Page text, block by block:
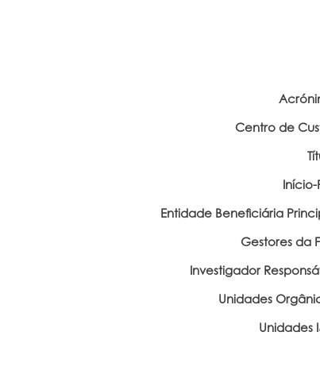
Centro de
Início-
Entidade Beneficiária
Gestores da
Investigador
Unidades
Unidades